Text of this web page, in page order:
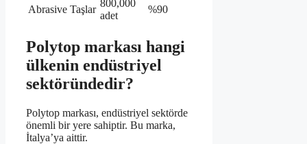
Abrasive Taşlar
800,000
adet
%90
Polytop markası hangi
ülkenin endüstriyel
sektöründedir?
Polytop markası, endüstriyel sektörde
önemli bir yere sahiptir. Bu marka,
İtalya’ya aittir.